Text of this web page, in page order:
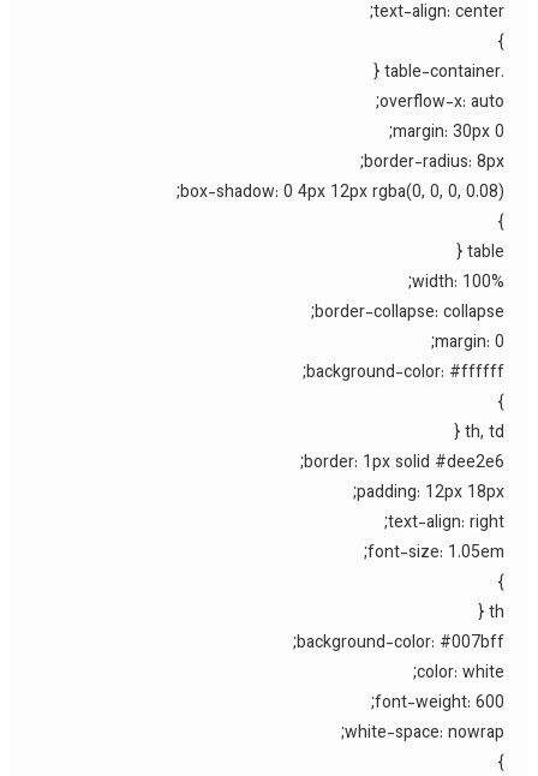
text-align:
overflow-x:
margin: 30px
border-radius:
box-shadow: 0 4px 12px rgba(0, 0, 0,
width:
border-collapse:
margin:
background-color:
border: 1px solid
padding: 12px
text-align:
font-size:
background-color:
color:
font-weight:
white-space: